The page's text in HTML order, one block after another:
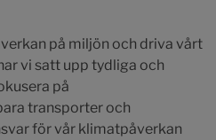
på miljön och driva vårt
vi satt upp tydliga och
på
transporter och
för vår klimatpåverkan